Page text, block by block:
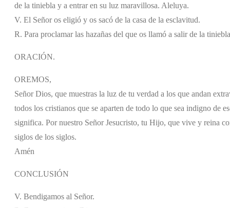
de la tiniebla y a entrar en su luz maravillosa. Aleluya.
V. El Señor os eligió y os sacó de la casa de la esclavitud.
R. Para proclamar las hazañas del que os llamó a salir de la
ORACIÓN.
OREMOS,
Señor Dios, que muestras la luz de tu verdad a los que andan
todos los cristianos que se aparten de todo lo que sea indigno de
significa. Por nuestro Señor Jesucristo, tu Hijo, que vive y reina
siglos de los siglos.
Amén
CONCLUSIÓN
V. Bendigamos al Señor.